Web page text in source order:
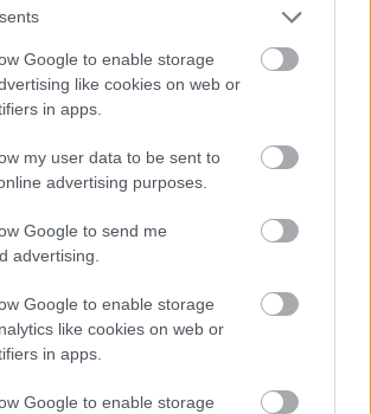
Google to enable storage
like cookies on web or
in apps.
my user data to be sent to
advertising purposes.
Google to send me
advertising.
Google to enable storage
like cookies on web or
in apps.
Google to enable storage
az Ex Machina c. film miatt is, és
ő lett Lara Croft - nyilván
mert tehetséges, hanem azért is,
.
/ Getty Images Hungary